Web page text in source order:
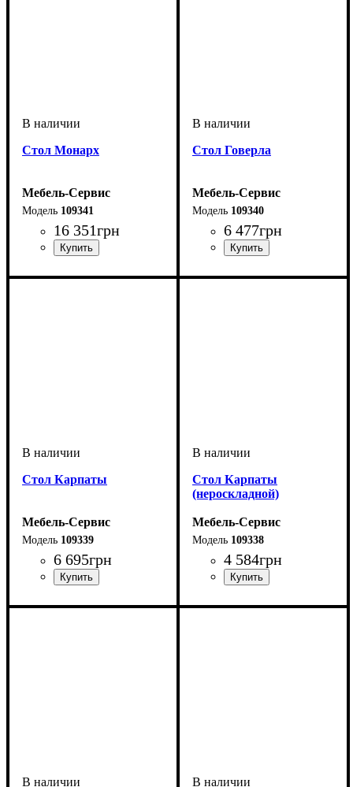
Cтол Монарх
Мебель-Сервис
109341
16 351грн
Cтол Говерла
Мебель-Сервис
109340
6 477грн
Cтол Карпаты
Мебель-Сервис
109339
6 695грн
Cтол Карпаты
(нероскладной)
Мебель-Сервис
109338
4 584грн